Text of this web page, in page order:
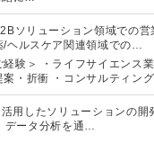
ソリューション領域での営
/ヘルスケア関連領域での…
経験＞ ・ライフサイエンス
案・折衝 ・コンサルティン
活用したソリューションの開
データ分析を通…